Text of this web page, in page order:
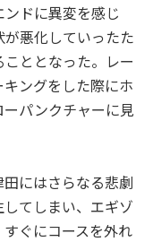
ドに異変を感じ
悪化していったた
ととなった。レー
ングをした際にホ
パンクチャーに見
にはさらなる悲劇
てしまい、エギゾ
ぐにコースを外れ